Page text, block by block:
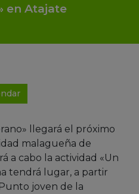
en Atajate
llegará el próximo
malagueña de
a cabo la actividad «Un
tendrá lugar, a partir
joven de la